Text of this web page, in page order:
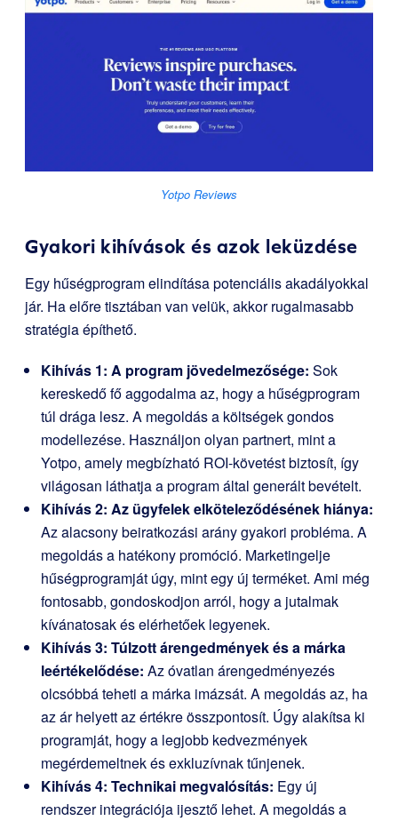
Yotpo Reviews
Gyakori kihívások és azok leküzdése
Egy hűségprogram elindítása potenciális akadályokkal
jár. Ha előre tisztában van velük, akkor rugalmasabb
stratégia építhető.
Kihívás 1: A program jövedelmezősége: Sok
kereskedő fő aggodalma az, hogy a hűségprogram
túl drága lesz. A megoldás a költségek gondos
modellezése. Használjon olyan partnert, mint a
Yotpo, amely megbízható ROI-követést biztosít, így
világosan láthatja a program által generált bevételt.
Kihívás 2: Az ügyfelek elköteleződésének hiánya:
Az alacsony beiratkozási arány gyakori probléma. A
megoldás a hatékony promóció. Marketingelje
hűségprogramját úgy, mint egy új terméket. Ami még
fontosabb, gondoskodjon arról, hogy a jutalmak
kívánatosak és elérhetőek legyenek.
Kihívás 3: Túlzott árengedmények és a márka
leértékelődése: Az óvatlan árengedményezés
olcsóbbá teheti a márka imázsát. A megoldás az, ha
az ár helyett az értékre összpontosít. Úgy alakítsa ki
programját, hogy a legjobb kedvezmények
megérdemeltnek és exkluzívnak tűnjenek.
Kihívás 4: Technikai megvalósítás: Egy új
rendszer integrációja ijesztő lehet. A megoldás a